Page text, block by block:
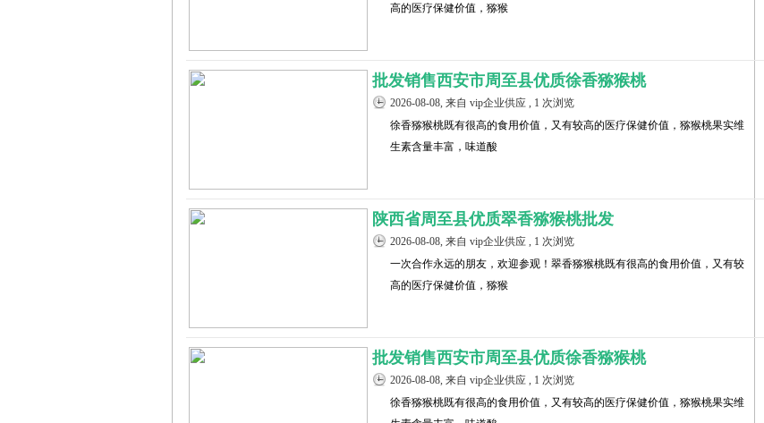
高的医疗保健价值，猕猴
批发销售西安市周至县优质徐香猕猴桃
2026-08-08, 来自 vip企业供应 , 1 次浏览
徐香猕猴桃既有很高的食用价值，又有较高的医疗保健价值，猕猴桃果实维
生素含量丰富，味道酸
陕西省周至县优质翠香猕猴桃批发
2026-08-08, 来自 vip企业供应 , 1 次浏览
一次合作永远的朋友，欢迎参观！翠香猕猴桃既有很高的食用价值，又有较
高的医疗保健价值，猕猴
批发销售西安市周至县优质徐香猕猴桃
2026-08-08, 来自 vip企业供应 , 1 次浏览
徐香猕猴桃既有很高的食用价值，又有较高的医疗保健价值，猕猴桃果实维